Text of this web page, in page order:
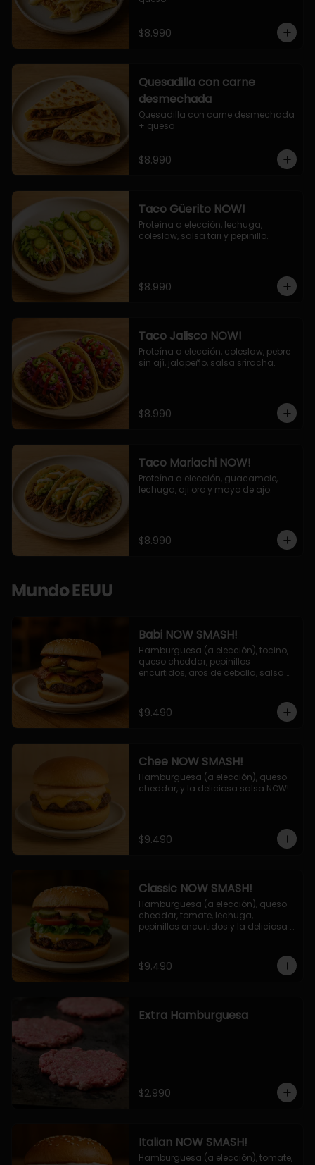
$8.990
Quesadilla con carne
desmechada
Quesadilla con carne desmechada
+ queso
$8.990
Taco Güerito NOW!
Proteína a elección, lechuga,
coleslaw, salsa tari y pepinillo.
$8.990
Taco Jalisco NOW!
Proteína a elección, coleslaw, pebre
sin ají, jalapeño, salsa sriracha.
$8.990
Taco Mariachi NOW!
Proteína a elección, guacamole,
lechuga, aji oro y mayo de ajo.
$8.990
Mundo EEUU
Babi NOW SMASH!
Hamburguesa (a elección), tocino,
queso cheddar, pepinillos
encurtidos, aros de cebolla, salsa
$9.490
Chee NOW SMASH!
Hamburguesa (a elección), queso
cheddar, y la deliciosa salsa NOW!
$9.490
Classic NOW SMASH!
Hamburguesa (a elección), queso
cheddar, tomate, lechuga,
pepinillos encurtidos y la deliciosa
$9.490
Extra Hamburguesa
$2.990
Italian NOW SMASH!
Hamburguesa (a elección), tomate,